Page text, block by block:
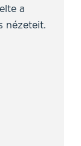
a
nézeteit.